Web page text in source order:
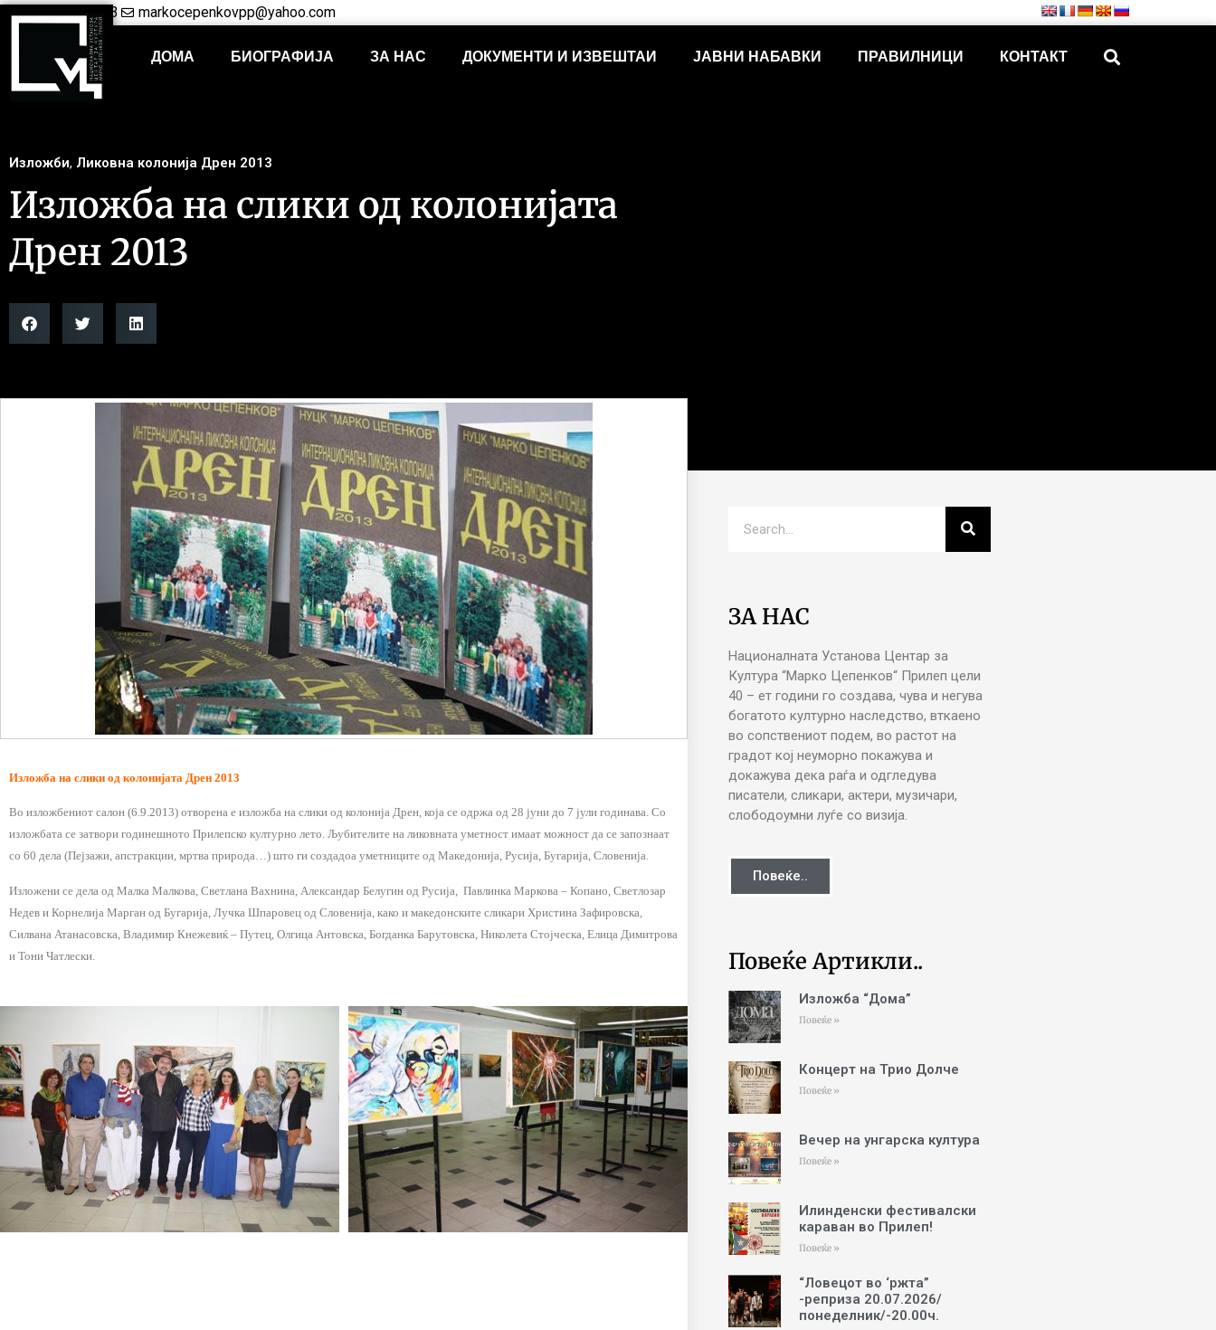
+38948421703 markocepenkovpp@yahoo.com
ДОМА БИОГРАФИЈА ЗА НАС ДОКУМЕНТИ И ИЗВЕШТАИ ЈАВНИ НАБАВКИ ПРАВИЛНИЦИ КОНТАКТ
Изложби, Ликовна колонија Дрен 2013
Изложба на слики од колонијата
Дрен 2013
Изложба на слики од колонијата Дрен 2013
Во изложбениот салон (6.9.2013) отворена е изложба на слики од колонија Дрен, која се одржа од 28 јуни до 7 јули годинава. Со
изложбата се затвори годинешното Прилепско културно лето. Љубителите на ликовната уметност имаат можност да се запознаат
со 60 дела (Пејзажи, апстракции, мртва природа…) што ги создадоа уметниците од Македонија, Русија, Бугарија, Словенија.
Изложени се дела од Малка Малкова, Светлана Вахнина, Александар Белугин од Русија, Павлинка Маркова – Копано, Светлозар
Недев и Корнелија Марган од Бугарија, Лучка Шпаровец од Словенија, како и македонските сликари Христина Зафировска,
Силвана Атанасовска, Владимир Кнежевиќ – Путец, Олгица Антовска, Богданка Барутовска, Николета Стојческа, Елица Димитрова
и Тони Чатлески.
ЗА НАС
Националната Установа Центар за
Култура “Марко Цепенков“ Прилеп цели
40 – ет години го создава, чува и негува
богатото културно наследство, вткаено
во сопствениот подем, во растот на
градот кој неуморно покажува и
докажува дека раѓа и одгледува
писатели, сликари, актери, музичари,
слободоумни луѓе со визија.
Повеќе..
Повеќе Артикли..
Изложба “Дома”
Повеќе »
Концерт на Трио Долче
Повеќе »
Вечер на унгарска култура
Повеќе »
Илинденски фестивалски
караван во Прилеп!
Повеќе »
“Ловецот во ‘ржта”
-реприза 20.07.2026/
понеделник/-20.00ч.